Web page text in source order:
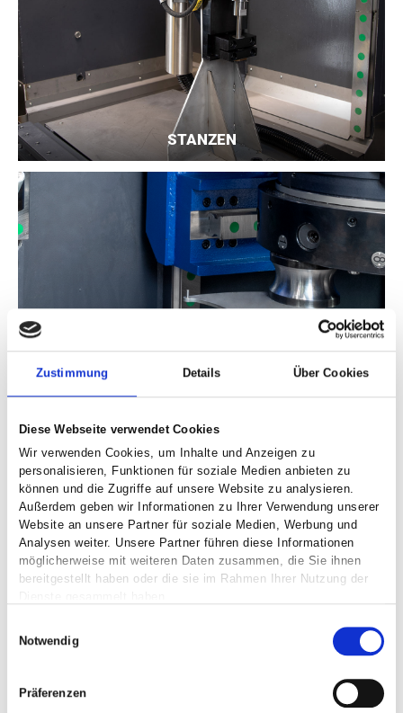
Zustimmung Details Über Cookies
Diese Webseite verwendet Cookies
Wir verwenden Cookies, um Inhalte und Anzeigen zu
personalisieren, Funktionen für soziale Medien anbieten zu
können und die Zugriffe auf unsere Website zu analysieren.
Außerdem geben wir Informationen zu Ihrer Verwendung unserer
Website an unsere Partner für soziale Medien, Werbung und
Analysen weiter. Unsere Partner führen diese Informationen
möglicherweise mit weiteren Daten zusammen, die Sie ihnen
bereitgestellt haben oder die sie im Rahmen Ihrer Nutzung der
Notwendig
Präferenzen
STANZEN
EINLEGEN